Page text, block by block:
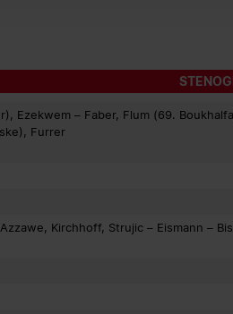
Ezekwem – Faber, Flum (69.
Furrer
Kirchhoff, Strujic – Eismann –